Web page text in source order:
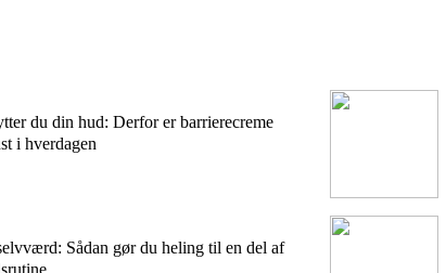
du din hud: Derfor er barrierecreme
i hverdagen
Sådan gør du heling til en del af